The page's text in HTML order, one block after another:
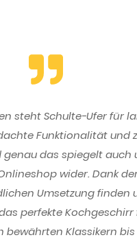
steht Schulte-Ufer für
Funktionalität und
genau das spiegelt auch
wider. Dank
Umsetzung finden
perfekte Kochgeschirr
bewährten Klassikern